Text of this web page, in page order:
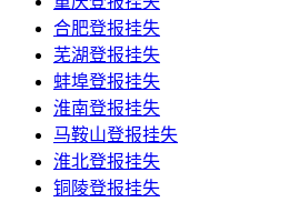
合肥登报挂失
芜湖登报挂失
蚌埠登报挂失
淮南登报挂失
马鞍山登报挂失
淮北登报挂失
铜陵登报挂失